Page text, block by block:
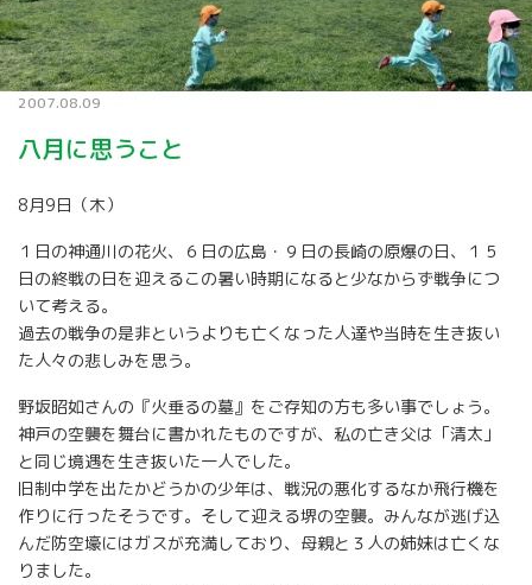
2007.08.09
八月に思うこと
8月9日（木）
１日の神通川の花火、６日の広島・９日の長崎の原爆の日、１５
日の終戦の日を迎えるこの暑い時期になると少なからず戦争につ
いて考える。
過去の戦争の是非というよりも亡くなった人達や当時を生き抜い
た人々の悲しみを思う。
野坂昭如さんの『火垂るの墓』をご存知の方も多い事でしょう。
神戸の空襲を舞台に書かれたものですが、私の亡き父は「清太」
と同じ境遇を生き抜いた一人でした。
旧制中学を出たかどうかの少年は、戦況の悪化するなか飛行機を
作りに行ったそうです。そして迎える堺の空襲。みんなが逃げ込
んだ防空壕にはガスが充満しており、母親と３人の姉妹は亡くな
りました。